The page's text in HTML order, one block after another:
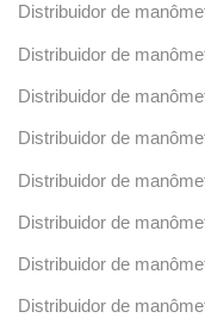
Distribuidor de
Distribuidor de
Distribuidor de
Distribuidor de
Distribuidor de
Distribuidor de
Distribuidor de
Distribuidor de